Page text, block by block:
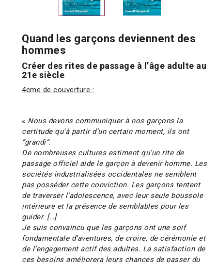
Quand les garçons deviennent des
hommes
Créer des rites de passage à l’âge adulte au
21e siècle
4eme de couverture :
« Nous devons communiquer à nos garçons la
certitude qu’à partir d’un certain moment, ils ont
“grandi”.
De nombreuses cultures estiment qu’un rite de
passage officiel aide le garçon à devenir homme. Les
sociétés industrialisées occidentales ne semblent
pas posséder cette conviction. Les garçons tentent
de traverser l’adolescence, avec leur seule boussole
intérieure et la présence de semblables pour les
guider. […]
Je suis convaincu que les garçons ont une soif
fondamentale d’aventures, de croire, de cérémonie et
de l’engagement actif des adultes. La satisfaction de
ces besoins améliorera leurs chances de passer du